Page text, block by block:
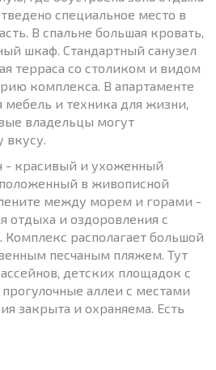
специальное место в
В спальне большая кровать,
шкаф. Стандартный санузел
терраса со столиком и видом
комплекса. В апартаменте
мебель и техника для жизни,
владельцы могут
вкусу.
красивый и ухоженный
в живописной
между морем и горами -
отдыха и оздоровления с
располагает большой
песчаным пляжем. Тут
детских площадок с
аллеи с местами
закрыта и охраняема. Есть